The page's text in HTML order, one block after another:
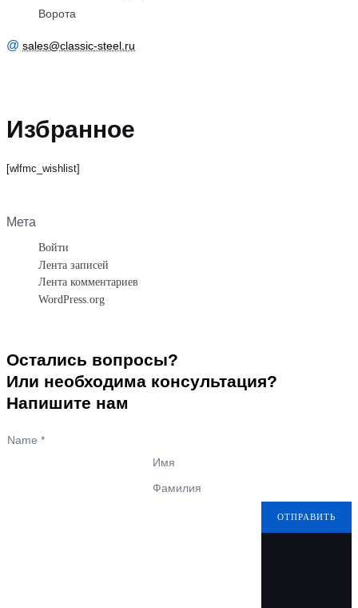
Ворота
@ sales@classic-steel.ru
Мета
Войти
Лента записей
Лента комментариев
WordPress.org
Избранное
[wlfmc_wishlist]
Остались вопросы?
Или необходима консультация?
Напишите нам
Name *
Имя
Фамилия
ОТПРАВИТЬ